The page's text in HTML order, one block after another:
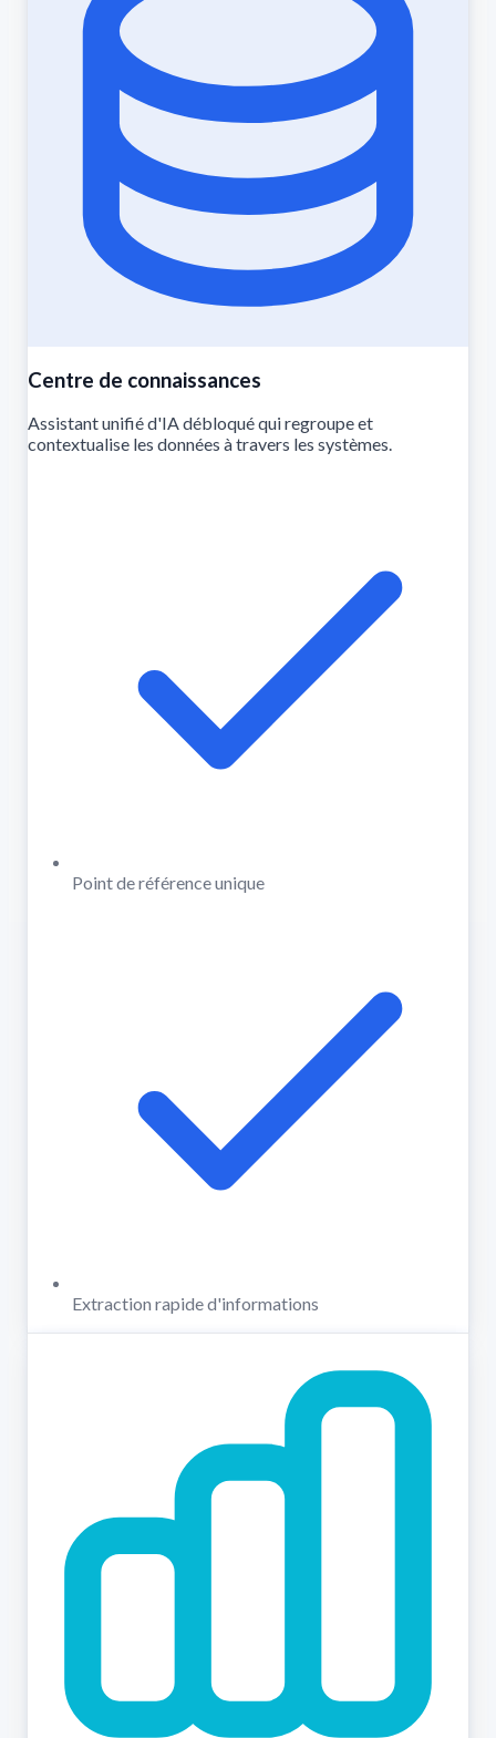
Centre de connaissances
Assistant unifié d'IA débloqué qui regroupe et
contextualise les données à travers les systèmes.
Point de référence unique
Extraction rapide d'informations